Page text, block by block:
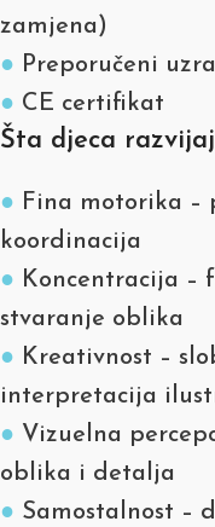
zamjena)
● Preporučeni
● CE certifikat
Šta djeca
● Fina motorika –
koordinacija
● Koncentracija –
stvaranje oblika
● Kreativnost –
interpretacija
● Vizuelna
oblika i detalja
● Samostalnost –